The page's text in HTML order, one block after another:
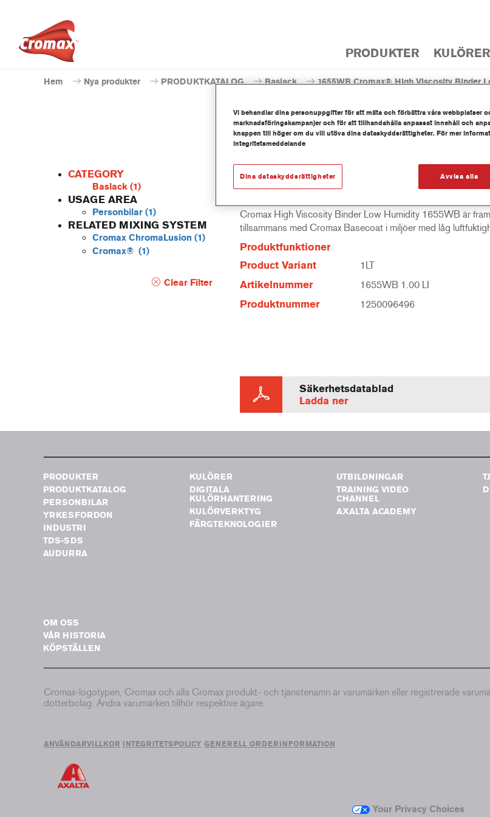
PRODUKTER KULÖRER
Hem Nya produkter PRODUKTKATALOG Baslack 1655WB Cromax® High Viscosity Binder
CATEGORY
Baslack (1)
USAGE AREA
Personbilar (1)
RELATED MIXING SYSTEM
Cromax ChromaLusion (1)
Cromax® (1)
Clear Filter
1655WB Cromax® High
Cromax High Viscosity Binder Low Humidity 1655WB är
tillsammans med Cromax Basecoat i miljöer med låg
Produktfunktioner
Product Variant
1LT
Artikelnummer 1655WB 1.00 LI
Produktnummer 1250096496
Säkerhetsdatablad
Ladda ner
PRODUKTER
PRODUKTKATALOG
PERSONBILAR
YRKESFORDON
INDUSTRI
TDS-SDS
AUDURRA
KULÖRER
DIGITALA
KULÖRHANTERING
KULÖRVERKTYG
FÄRGTEKNOLOGIER
UTBILDNINGAR
TRAINING VIDEO
CHANNEL
AXALTA ACADEMY
OM OSS
VÅR HISTORIA
KÖPSTÄLLEN
Cromax-logotypen, Cromax och alla Cromax produkt- och tjänstenamn är varumärken eller registrerade
dotterbolag. Andra varumärken tillhör respektive ägare.
ANVÄNDARVILLKOR INTEGRITETSPOLICY GENERELL ORDERINFORMATION
Your Privacy Choices
Vi behandlar dina personuppgifter för att mäta och förbättra våra webbplatser
marknadsföringskampanjer och för att tillhandahålla anpassat innehåll och
knappen till höger om du vill utöva dina dataskyddsrättigheter. För mer
integritetsmeddelande
Avvisa alla
Dina dataskyddsrättigheter